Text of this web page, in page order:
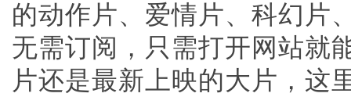
的动作片、爱情片、科幻片
无需订阅，只需打开网站就
片还是最新上映的大片，这